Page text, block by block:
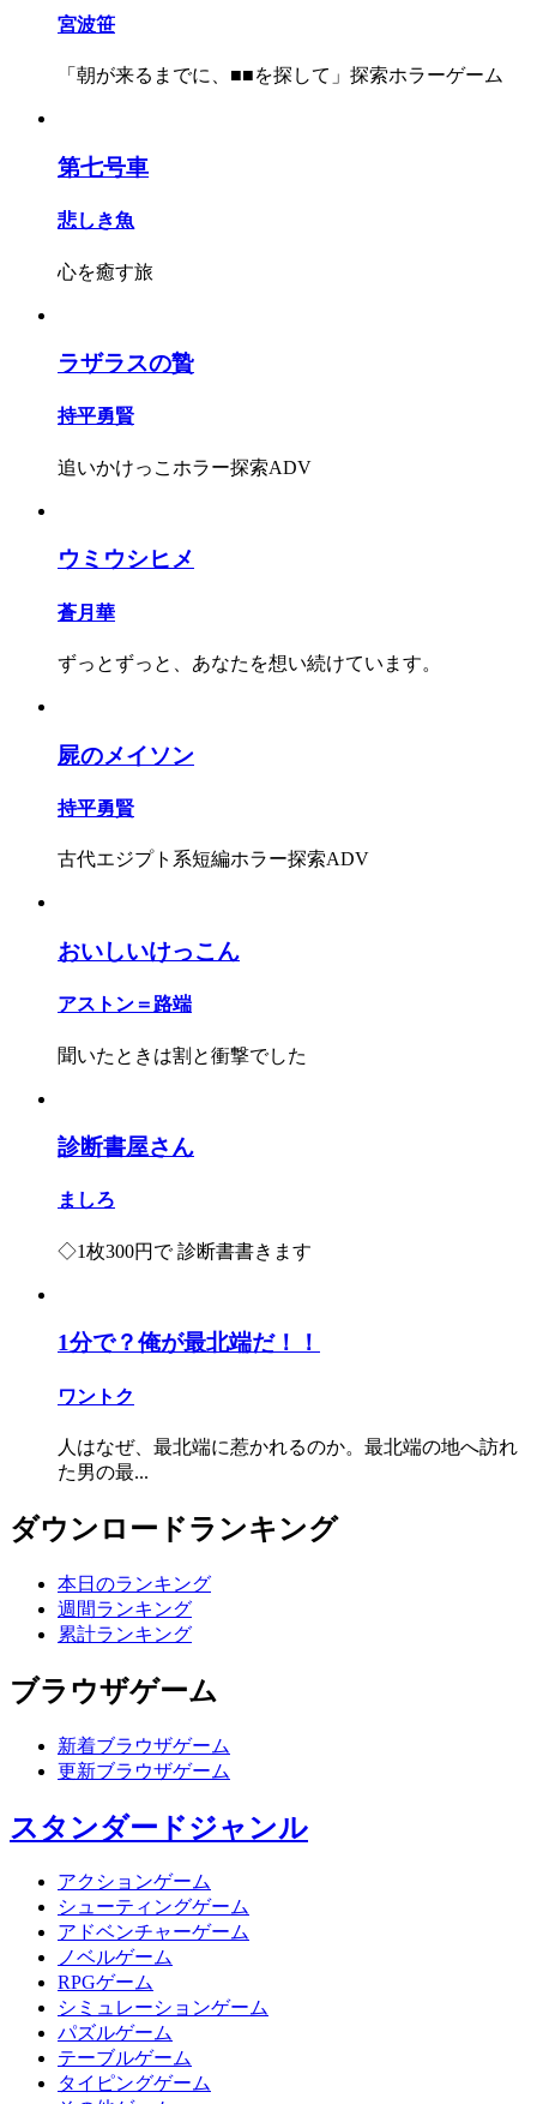
宮波笹
「朝が来るまでに、■■を探して」探索ホラーゲーム
第七号車
悲しき魚
心を癒す旅
ラザラスの贄
持平勇賢
追いかけっこホラー探索ADV
ウミウシヒメ
蒼月華
ずっとずっと、あなたを想い続けています。
屍のメイソン
持平勇賢
古代エジプト系短編ホラー探索ADV
おいしいけっこん
アストン＝路端
聞いたときは割と衝撃でした
診断書屋さん
ましろ
◇1枚300円で 診断書書きます
1分で？俺が最北端だ！！
ワントク
人はなぜ、最北端に惹かれるのか。最北端の地へ訪れ
た男の最...
ダウンロードランキング
本日のランキング
週間ランキング
累計ランキング
ブラウザゲーム
新着ブラウザゲーム
更新ブラウザゲーム
スタンダードジャンル
アクションゲーム
シューティングゲーム
アドベンチャーゲーム
ノベルゲーム
RPGゲーム
シミュレーションゲーム
パズルゲーム
テーブルゲーム
タイピングゲーム